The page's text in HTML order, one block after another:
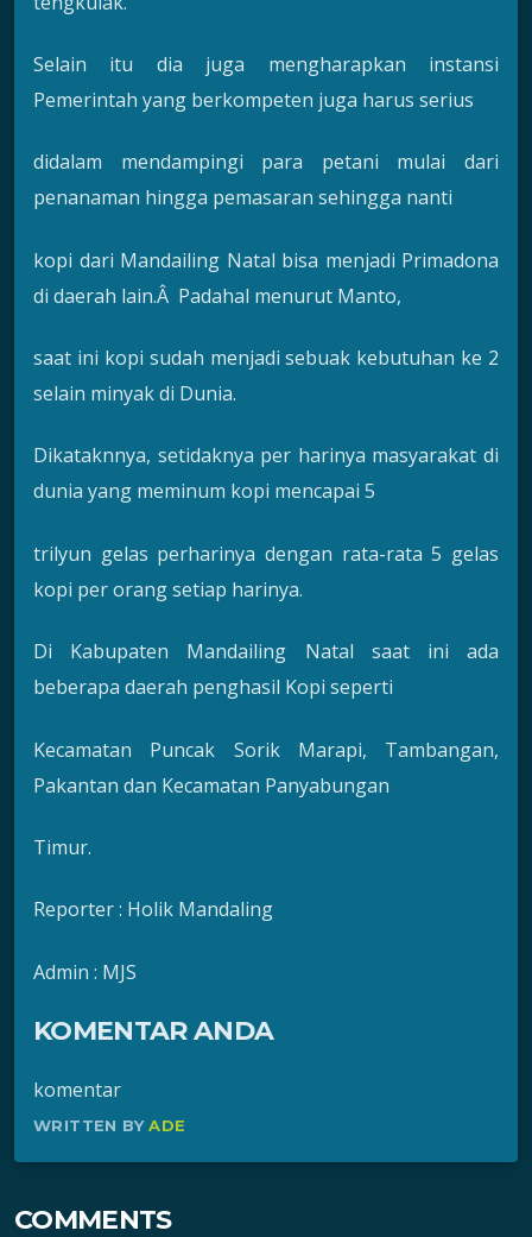
Selain itu dia juga mengharapkan instansi
Pemerintah yang berkompeten juga harus serius
didalam mendampingi para petani mulai dari
penanaman hingga pemasaran sehingga nanti
kopi dari Mandailing Natal bisa menjadi Primadona
di daerah lain.Â Padahal menurut Manto,
saat ini kopi sudah menjadi sebuak kebutuhan ke 2
selain minyak di Dunia.
Dikataknnya, setidaknya per harinya masyarakat di
dunia yang meminum kopi mencapai 5
trilyun gelas perharinya dengan rata-rata 5 gelas
kopi per orang setiap harinya.
Di Kabupaten Mandailing Natal saat ini ada
beberapa daerah penghasil Kopi seperti
Kecamatan Puncak Sorik Marapi, Tambangan,
Pakantan dan Kecamatan Panyabungan
Timur.
Reporter : Holik Mandaling
Admin : MJS
KOMENTAR ANDA
komentar
WRITTEN BYADE
COMMENTS